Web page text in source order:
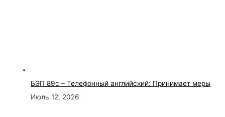
БЭП 89с – Телефонный английский: Принимает меры
Июль 12, 2026